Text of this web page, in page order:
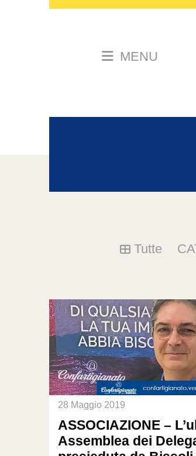
MENU
Tutte
28 Maggio 2019
ASSOCIAZIONE –
Assemblea dei